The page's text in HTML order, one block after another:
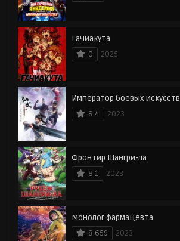
Гачиакута
0
2025
Император боевых искусств
8.4
2023
Фронтир Шангри-ла
8.1
2023
Монолог фармацевта
8.659
2023